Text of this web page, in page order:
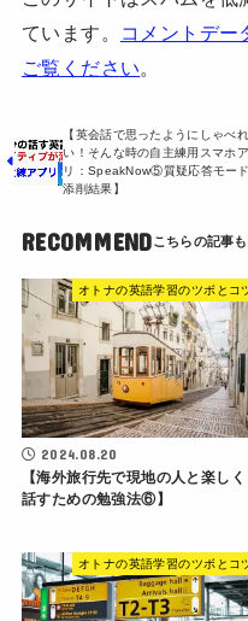
ています。
コメントデー
ご覧ください。
【英会話で思ったようにしゃべ
い！そんな時の自主練用スマホ
リ：SpeakNow⑤質疑応答モー
添削結果】
RECOMMEND
オトナの英語学習のツボとコ
2024.08.20
【海外旅行先で現地の人と楽しく
話すための勉強法⑥】
オトナの英語学習のツボとコ